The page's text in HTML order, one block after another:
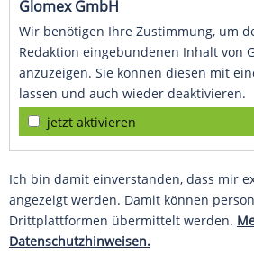
Glomex GmbH
Wir benötigen Ihre Zustimmung, um
Redaktion eingebundenen Inhalt von
anzuzeigen. Sie können diesen mit
lassen und auch wieder deaktivieren.
jetzt aktivieren
Ich bin damit einverstanden, dass mir
angezeigt werden. Damit können
Drittplattformen übermittelt werden.
Datenschutzhinweisen.